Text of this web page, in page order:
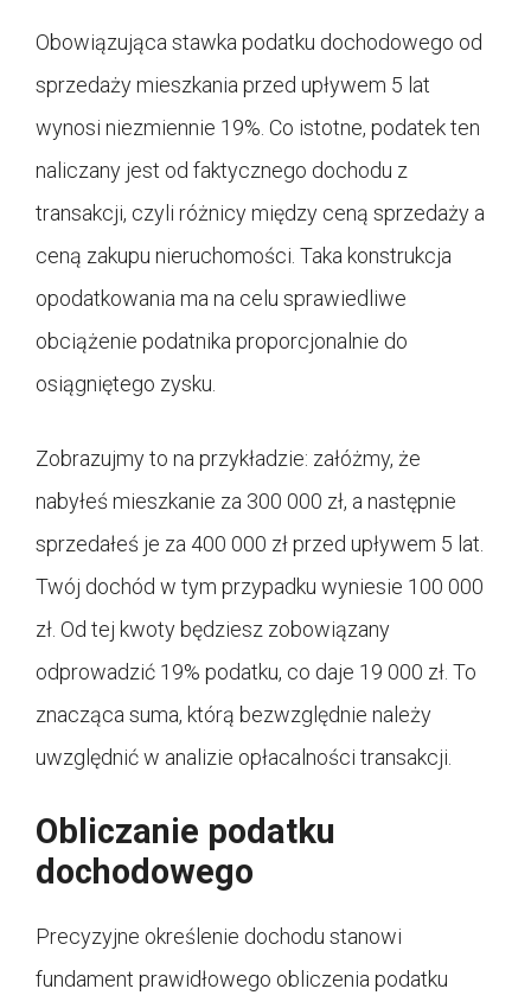
Obowiązująca stawka podatku dochodowego od
sprzedaży mieszkania przed upływem 5 lat
wynosi niezmiennie 19%. Co istotne, podatek ten
naliczany jest od faktycznego dochodu z
transakcji, czyli różnicy między ceną sprzedaży a
ceną zakupu nieruchomości. Taka konstrukcja
opodatkowania ma na celu sprawiedliwe
obciążenie podatnika proporcjonalnie do
osiągniętego zysku.
Zobrazujmy to na przykładzie: załóżmy, że
nabyłeś mieszkanie za 300 000 zł, a następnie
sprzedałeś je za 400 000 zł przed upływem 5 lat.
Twój dochód w tym przypadku wyniesie 100 000
zł. Od tej kwoty będziesz zobowiązany
odprowadzić 19% podatku, co daje 19 000 zł. To
znacząca suma, którą bezwzględnie należy
uwzględnić w analizie opłacalności transakcji.
Obliczanie podatku
dochodowego
Precyzyjne określenie dochodu stanowi
fundament prawidłowego obliczenia podatku